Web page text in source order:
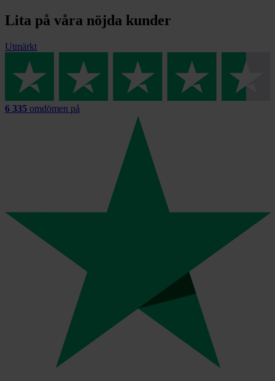
Lita på våra nöjda kunder
Utmärkt
6 335 omdömen på